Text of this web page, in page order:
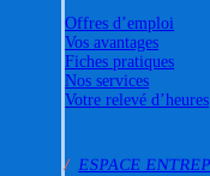
Offres d’emploi
Vos avantages
Fiches pratiques
Nos services
Votre relevé d’heures
/ ESPACE